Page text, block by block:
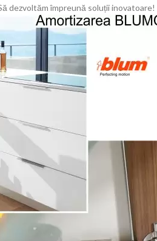
dezvoltăm împreună soluții inovatoare!